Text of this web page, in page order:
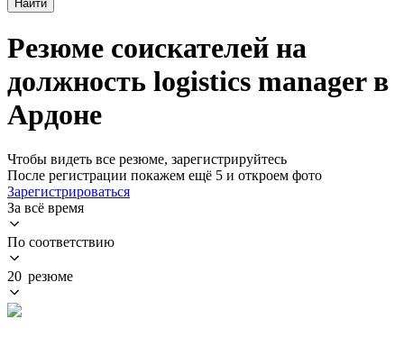
Найти
Резюме соискателей на
должность logistics manager в
Ардоне
Чтобы видеть все резюме, зарегистрируйтесь
После регистрации покажем ещё 5 и откроем фото
Зарегистрироваться
За всё время
По соответствию
20 резюме